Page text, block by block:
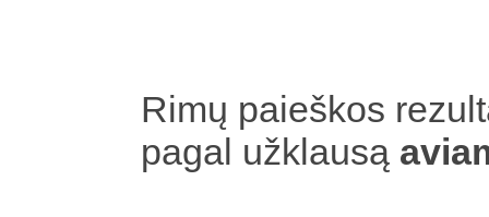
Rimų paieškos
pagal užklausą